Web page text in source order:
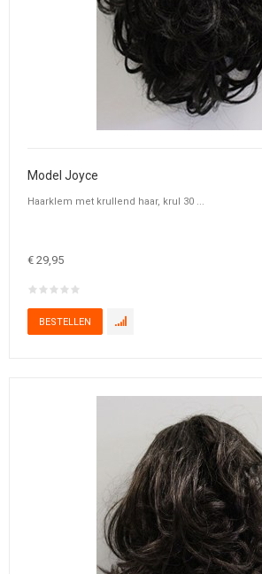
Model Joyce
Haarklem met krullend haar, krul 30 ...
€ 29,95